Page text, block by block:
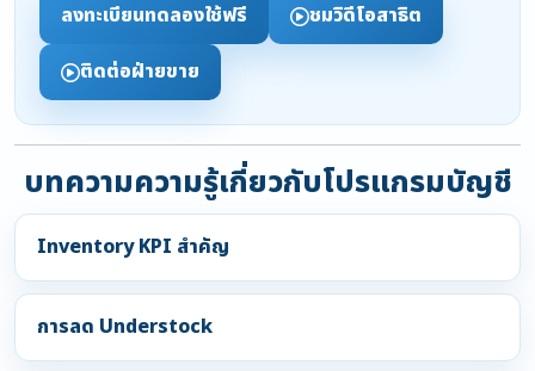
ลงทะเบียนทดลองใช้ฟรี
ชมวิดีโอสาธิต
ติดต่อฝ่ายขาย
บทความความรู้เกี่ยวกับโปรแกรมบัญชี
Inventory KPI สำคัญ
การลด Understock